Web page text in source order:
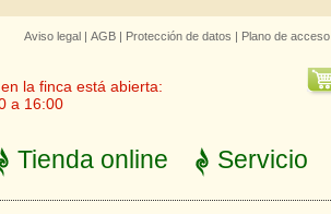
Aviso legal | AGB | Protección de datos | Plano de acceso
la finca está abierta:
a 16:00
Tienda online Servicio